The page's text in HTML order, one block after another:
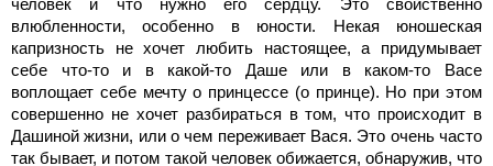
влюбленности, особенно в юности. Некая юношеская
капризность не хочет любить настоящее, а придумывает
себе что-то и в какой-то Даше или в каком-то Васе
воплощает себе мечту о принцессе (о принце). Но при этом
совершенно не хочет разбираться в том, что происходит в
Дашиной жизни, или о чем переживает Вася. Это очень часто
так бывает, и потом такой человек обижается, обнаружив, что